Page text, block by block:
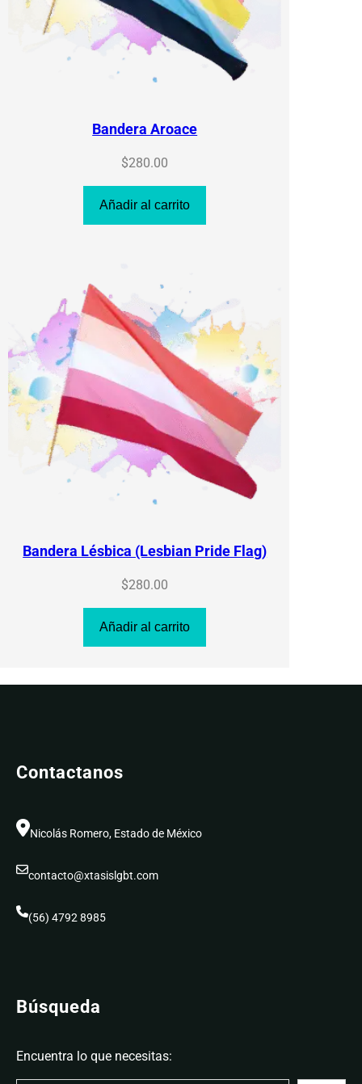
Bandera Aroace
$280.00
Añadir al carrito
Bandera Lésbica (Lesbian Pride Flag)
$280.00
Añadir al carrito
Contactanos
Nicolás Romero, Estado de México
contacto@xtasislgbt.com
(56) 4792 8985
Búsqueda
Encuentra lo que necesitas: